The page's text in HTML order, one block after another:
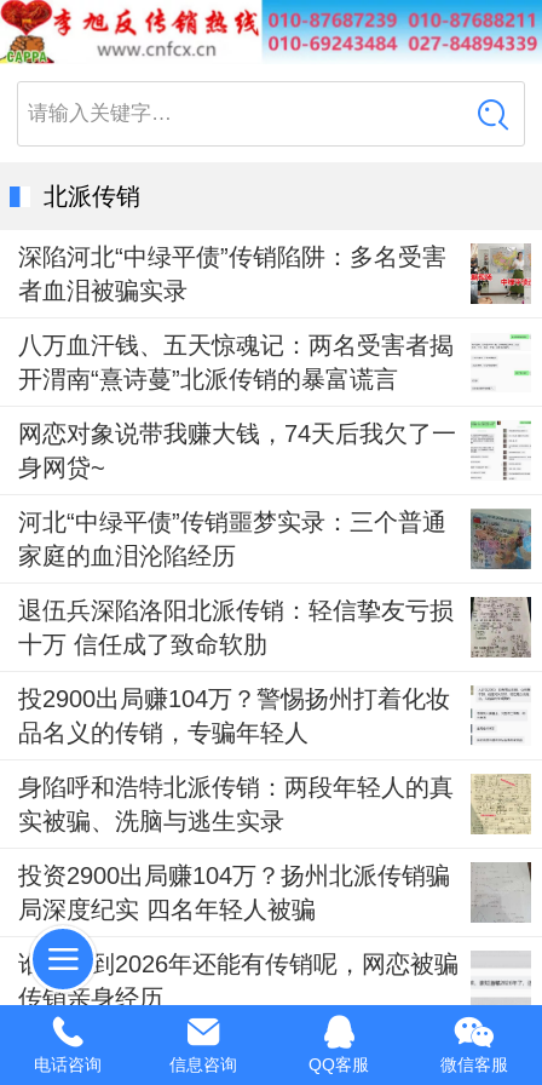
请输入关键字…
北派传销
深陷河北“中绿平债”传销陷阱：多名受害
者血泪被骗实录
八万血汗钱、五天惊魂记：两名受害者揭
开渭南“熹诗蔓”北派传销的暴富谎言
网恋对象说带我赚大钱，74天后我欠了一
身网贷~
河北“中绿平债”传销噩梦实录：三个普通
家庭的血泪沦陷经历
退伍兵深陷洛阳北派传销：轻信挚友亏损
十万 信任成了致命软肋
投2900出局赚104万？警惕扬州打着化妆
品名义的传销，专骗年轻人
身陷呼和浩特北派传销：两段年轻人的真
实被骗、洗脑与逃生实录
投资2900出局赚104万？扬州北派传销骗
局深度纪实 四名年轻人被骗
谁能想到2026年还能有传销呢，网恋被骗
传销亲身经历
亲历河北“中绿平债”传销完整经过与话术
电话咨询 信息咨询 QQ客服 微信客服